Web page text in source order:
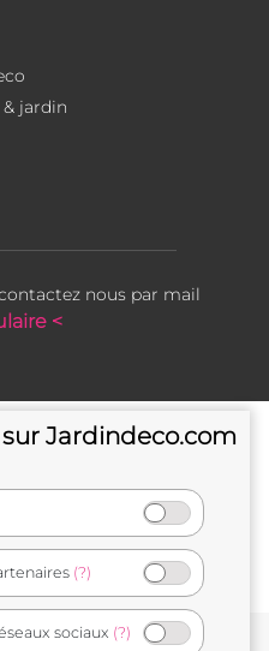
jardin
nous par mail
<
français
Jardindeco.com
(?)
sociaux (?)